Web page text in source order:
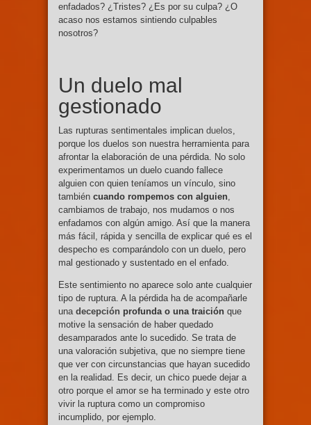
enfadados? ¿Tristes? ¿Es por su culpa? ¿O
acaso nos estamos sintiendo culpables
nosotros?
Un duelo mal
gestionado
Las rupturas sentimentales implican duelos
porque los duelos son nuestra herramienta para
afrontar la elaboración de una pérdida. No solo
experimentamos un duelo cuando fallece
alguien con quien teníamos un vínculo, sino
también cuando rompemos con alguien
cambiamos de trabajo, nos mudamos o nos
enfadamos con algún amigo. Así que la manera
más fácil, rápida y sencilla de explicar qué es el
despecho es comparándolo con un duelo, pero
mal gestionado y sustentado en el enfado.
Este sentimiento no aparece solo ante cualquier
tipo de ruptura. A la pérdida ha de acompañarle
una decepción profunda o una traición que
motive la sensación de haber quedado
desamparados ante lo sucedido. Se trata de
una valoración subjetiva, que no siempre tiene
que ver con circunstancias que hayan sucedido
en la realidad. Es decir, un chico puede dejar a
otro porque el amor se ha terminado y este otro
vivir la ruptura como un compromiso
incumplido, por ejemplo.